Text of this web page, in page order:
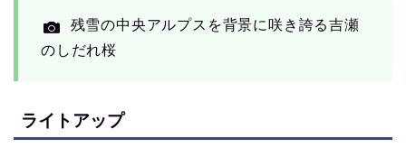
残雪の中央アルプスを背景に咲き誇る吉瀬
のしだれ桜
ライトアップ